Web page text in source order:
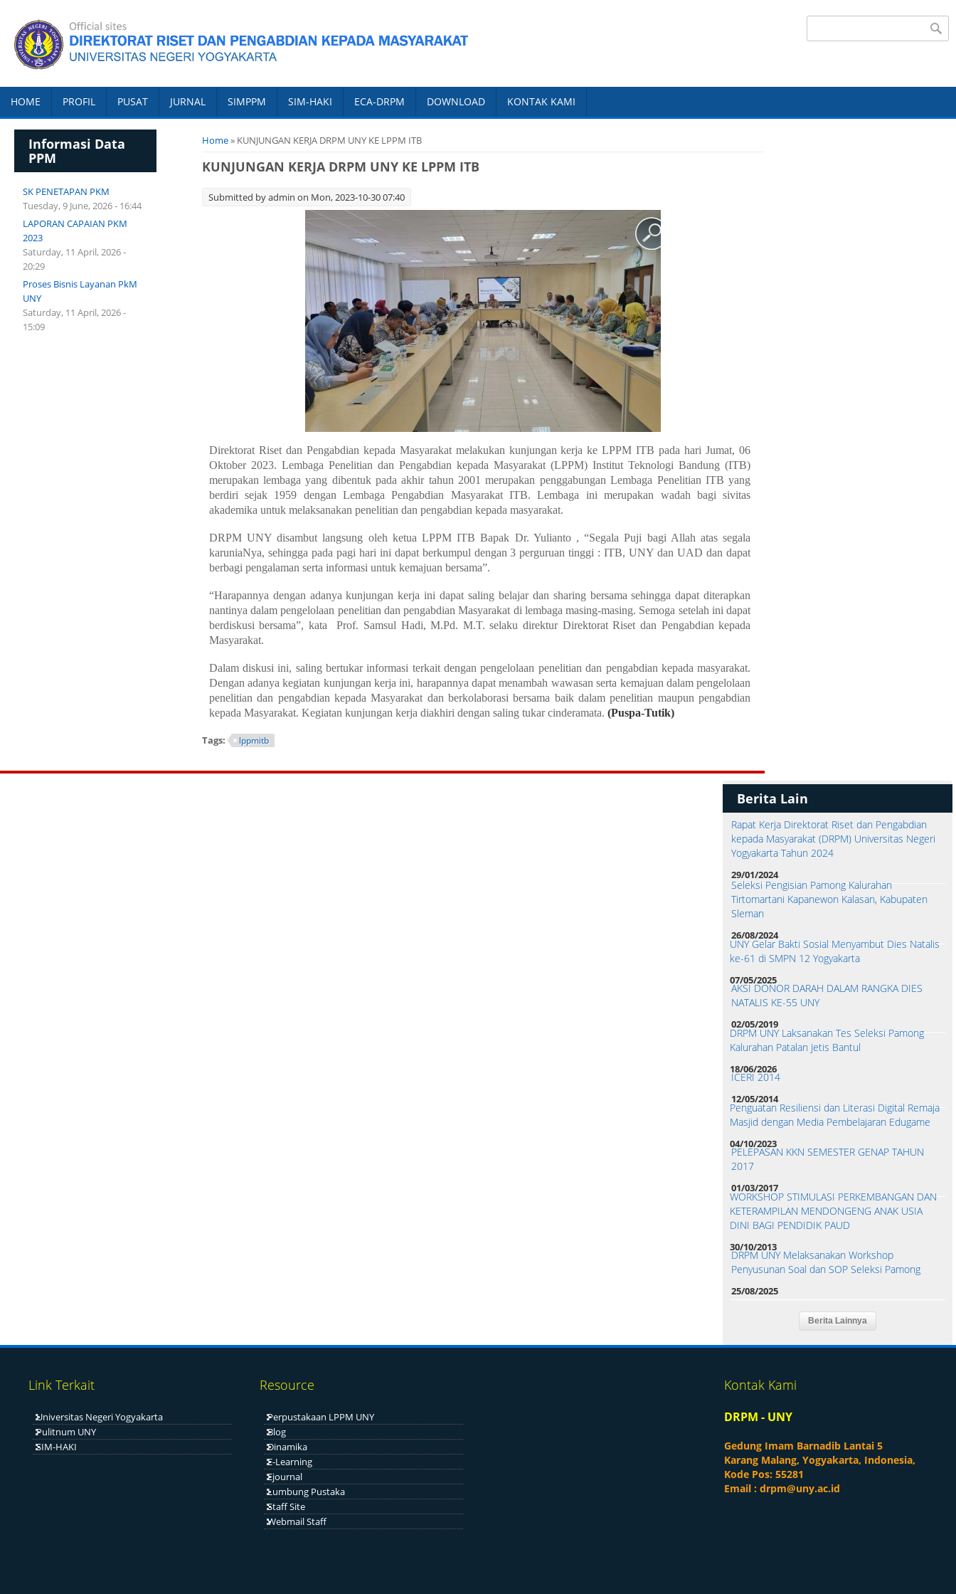
Search form
HOME PROFIL PUSAT JURNAL SIMPPM SIM-HAKI ECA-DRPM DOWNLOAD KONTAK KAMI
You are here
Home» KUNJUNGAN KERJA DRPM UNY KE LPPM ITB
KUNJUNGAN KERJA DRPM UNY KE LPPM ITB
Submitted byadmin on Mon, 2023-10-30 07:40
Direktorat Riset dan Pengabdian kepada Masyarakat melakukan kunjungan kerja ke LPPM ITB pada hari Jumat, 06
Oktober 2023. Lembaga Penelitian dan Pengabdian kepada Masyarakat (LPPM) Institut Teknologi Bandung (ITB)
merupakan lembaga yang dibentuk pada akhir tahun 2001 merupakan penggabungan Lembaga Penelitian ITB yang
berdiri sejak 1959 dengan Lembaga Pengabdian Masyarakat ITB. Lembaga ini merupakan wadah bagi sivitas
akademika untuk melaksanakan penelitian dan pengabdian kepada masyarakat.
DRPM UNY disambut langsung oleh ketua LPPM ITB Bapak Dr. Yulianto , “Segala Puji bagi Allah atas segala
karuniaNya, sehingga pada pagi hari ini dapat berkumpul dengan 3 perguruan tinggi : ITB, UNY dan UAD dan dapat
berbagi pengalaman serta informasi untuk kemajuan bersama”.
“Harapannya dengan adanya kunjungan kerja ini dapat saling belajar dan sharing bersama sehingga dapat diterapkan
nantinya dalam pengelolaan penelitian dan pengabdian Masyarakat di lembaga masing-masing. Semoga setelah ini dapat
berdiskusi bersama”, kata Prof. Samsul Hadi, M.Pd. M.T. selaku direktur Direktorat Riset dan Pengabdian kepada
Masyarakat.
Dalam diskusi ini, saling bertukar informasi terkait dengan pengelolaan penelitian dan pengabdian kepada masyarakat.
Dengan adanya kegiatan kunjungan kerja ini, harapannya dapat menambah wawasan serta kemajuan dalam pengelolaan
penelitian dan pengabdian kepada Masyarakat dan berkolaborasi bersama baik dalam penelitian maupun pengabdian
kepada Masyarakat. Kegiatan kunjungan kerja diakhiri dengan saling tukar cinderamata. (Puspa-Tutik)
Tags: lppmitb
Informasi Data
PPM
SK PENETAPAN PKM
Tuesday, 9 June, 2026 - 16:44
LAPORAN CAPAIAN PKM
2023
Saturday, 11 April, 2026 -
20:29
Proses Bisnis Layanan PkM
UNY
Saturday, 11 April, 2026 -
15:09
Berita Lain
Rapat Kerja Direktorat Riset dan Pengabdian
kepada Masyarakat (DRPM) Universitas Negeri
Yogyakarta Tahun 2024
29/01/2024
Seleksi Pengisian Pamong Kalurahan
Tirtomartani Kapanewon Kalasan, Kabupaten
Sleman
26/08/2024
UNY Gelar Bakti Sosial Menyambut Dies Natalis
ke-61 di SMPN 12 Yogyakarta
07/05/2025
AKSI DONOR DARAH DALAM RANGKA DIES
NATALIS KE-55 UNY
02/05/2019
DRPM UNY Laksanakan Tes Seleksi Pamong
Kalurahan Patalan Jetis Bantul
18/06/2026
ICERI 2014
12/05/2014
Penguatan Resiliensi dan Literasi Digital Remaja
Masjid dengan Media Pembelajaran Edugame
04/10/2023
PELEPASAN KKN SEMESTER GENAP TAHUN
2017
01/03/2017
WORKSHOP STIMULASI PERKEMBANGAN DAN
KETERAMPILAN MENDONGENG ANAK USIA
DINI BAGI PENDIDIK PAUD
30/10/2013
DRPM UNY Melaksanakan Workshop
Penyusunan Soal dan SOP Seleksi Pamong
25/08/2025
Link Terkait
Universitas Negeri Yogyakarta
Pulitnum UNY
SIM-HAKI
Resource
Perpustakaan LPPM UNY
Blog
Dinamika
E-Learning
Ejournal
Lumbung Pustaka
Staff Site
Webmail Staff
Kontak Kami
DRPM - UNY
Gedung Imam Barnadib Lantai 5
Karang Malang, Yogyakarta, Indonesia,
Kode Pos: 55281
Email : drpm@uny.ac.id